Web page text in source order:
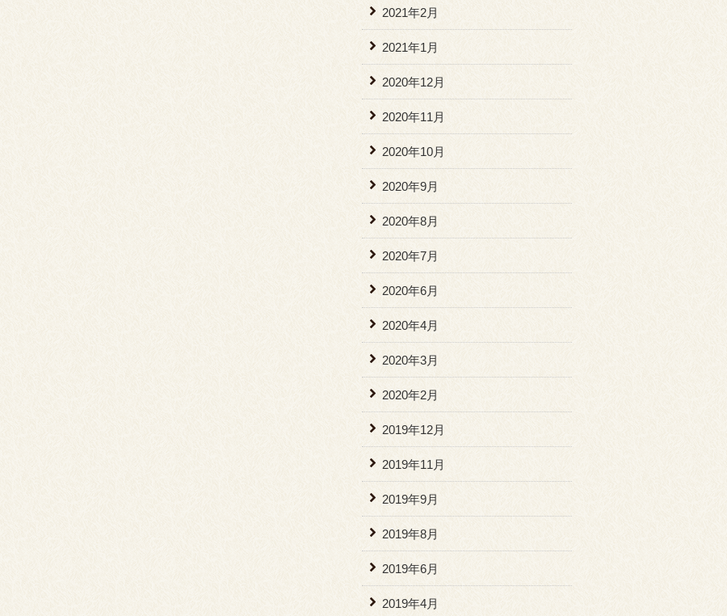
2021年2月
2021年1月
2020年12月
2020年11月
2020年10月
2020年9月
2020年8月
2020年7月
2020年6月
2020年4月
2020年3月
2020年2月
2019年12月
2019年11月
2019年9月
2019年8月
2019年6月
2019年4月